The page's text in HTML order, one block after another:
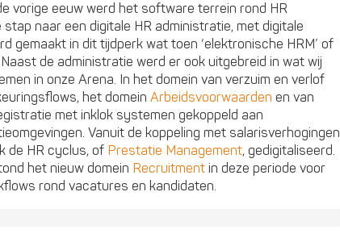
vorige eeuw werd het software terrein rond HR
naar een digitale HR administratie, met digitale
gemaakt in dit tijdperk wat toen ‘elektronische HRM’ of
de administratie werd er ook uitgebreid in wat wij
in onze Arena. In het domein van verzuim en verlof
het domein Arbeidsvoorwaarden en van
met inklok systemen gekoppeld aan
Vanuit de koppeling met salarisverhogingen
de HR cyclus, of Prestatie Management, gedigitaliseerd.
het nieuw domein Recruitment in deze periode voor
rond vacatures en kandidaten.